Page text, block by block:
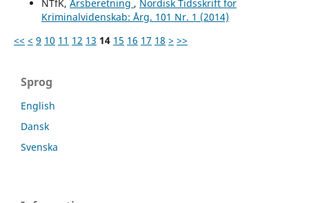
NTfK, Årsberetning , Nordisk Tidsskrift for
Kriminalvidenskab: Årg. 101 Nr. 1 (2014)
<< < 9 10 11 12 13 14 15 16 17 18 > >>
Sprog
English
Dansk
Svenska